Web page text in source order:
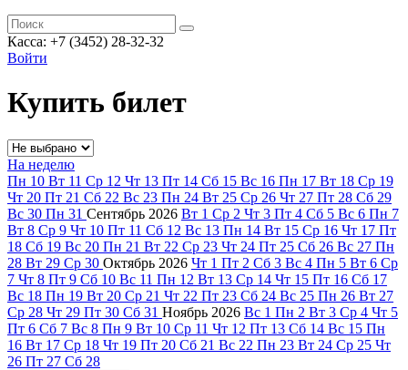
Касса: +7 (3452) 28-32-32
Войти
Купить билет
На неделю
Пн 10 Вт 11 Ср 12 Чт 13 Пт 14 Сб 15 Вс 16 Пн 17 Вт 18 Ср 19
Чт 20 Пт 21 Сб 22 Вс 23 Пн 24 Вт 25 Ср 26 Чт 27 Пт 28 Сб 29
Вс 30 Пн 31 Сентябрь 2026 Вт 1 Ср 2 Чт 3 Пт 4 Сб 5 Вс 6 Пн 7
Вт 8 Ср 9 Чт 10 Пт 11 Сб 12 Вс 13 Пн 14 Вт 15 Ср 16 Чт 17 Пт
18 Сб 19 Вс 20 Пн 21 Вт 22 Ср 23 Чт 24 Пт 25 Сб 26 Вс 27 Пн
28 Вт 29 Ср 30 Октябрь 2026 Чт 1 Пт 2 Сб 3 Вс 4 Пн 5 Вт 6 Ср
7 Чт 8 Пт 9 Сб 10 Вс 11 Пн 12 Вт 13 Ср 14 Чт 15 Пт 16 Сб 17
Вс 18 Пн 19 Вт 20 Ср 21 Чт 22 Пт 23 Сб 24 Вс 25 Пн 26 Вт 27
Ср 28 Чт 29 Пт 30 Сб 31 Ноябрь 2026 Вс 1 Пн 2 Вт 3 Ср 4 Чт 5
Пт 6 Сб 7 Вс 8 Пн 9 Вт 10 Ср 11 Чт 12 Пт 13 Сб 14 Вс 15 Пн
16 Вт 17 Ср 18 Чт 19 Пт 20 Сб 21 Вс 22 Пн 23 Вт 24 Ср 25 Чт
26 Пт 27 Сб 28